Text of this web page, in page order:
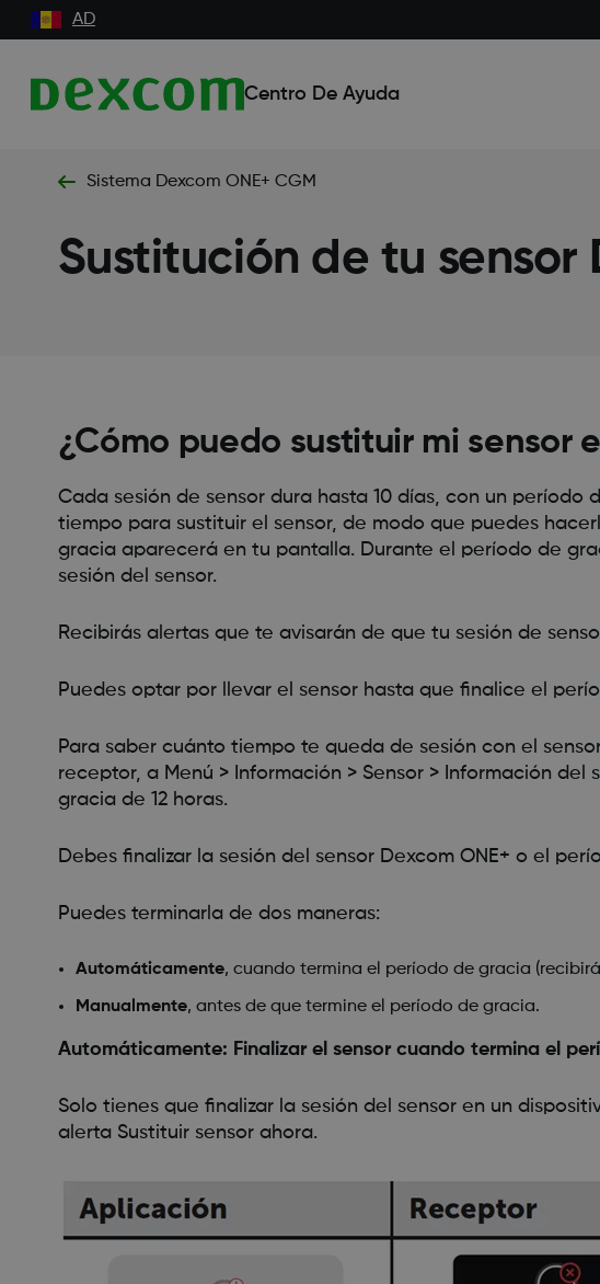
AD
Centro De Ayuda
Sistema Dexcom ONE+ CGM
Sustitución de tu sensor
¿Cómo puedo sustituir mi sensor
Cada sesión de sensor dura hasta 10 días, con un
tiempo para sustituir el sensor, de modo que puedes
gracia aparecerá en tu pantalla. Durante el período de
sesión del sensor.
Recibirás alertas que te avisarán de que tu sesión de
Puedes optar por llevar el sensor hasta que finalice el
Para saber cuánto tiempo te queda de sesión con el
receptor, a Menú > Información > Sensor > Información
gracia de 12 horas.
Debes finalizar la sesión del sensor Dexcom ONE+ o el
Puedes terminarla de dos maneras:
Automáticamente, cuando termina el período de gracia
Manualmente, antes de que termine el período de gracia.
Automáticamente: Finalizar el sensor cuando termina el
Solo tienes que finalizar la sesión del sensor en un
alerta Sustituir sensor ahora.